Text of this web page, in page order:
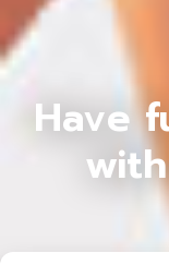
Have